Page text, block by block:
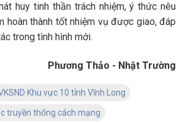
huy tinh thần trách nhiệm, ý thức nêu
hoàn thành tốt nhiệm vụ được giao, đáp
trong tình hình mới.
Phương Thảo - Nhật Trường
Khu vực 10 tỉnh Vĩnh Long
truyền thống cách mạng